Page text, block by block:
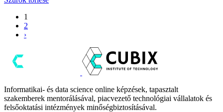
1
2
›
Informatikai- és data science online képzések, tapasztalt
szakemberek mentorálásával, piacvezető technológiai vállalatok és
felsőoktatási intézmények minőségbiztosításával.